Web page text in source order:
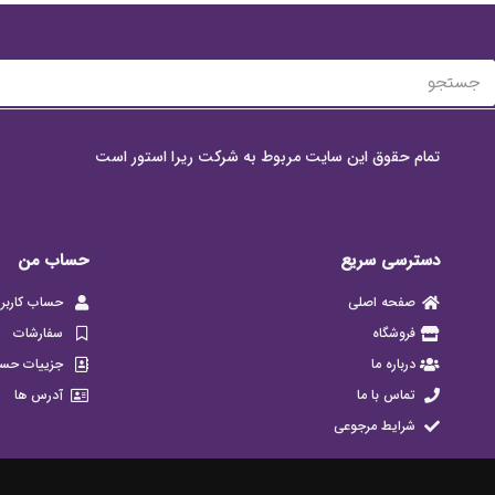
تمام حقوق این سایت مربوط به شرکت ریرا استور است
دسترسی سریع
صفحه اصلی
فروشگاه
درباره ما
تماس با ما
شرایط مرجوعی
حساب من
حساب
سفارشات
جزییات
آدرس ها